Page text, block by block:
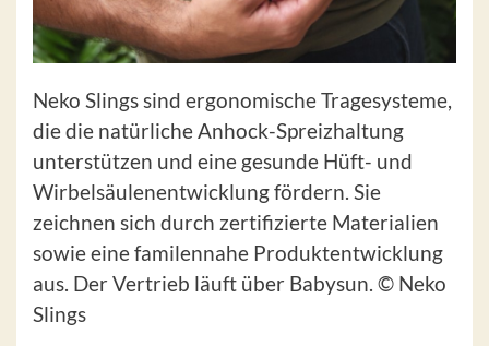
Neko Slings sind ergonomische Tragesysteme,
die die natürliche Anhock-Spreizhaltung
unterstützen und eine gesunde Hüft- und
Wirbelsäulenentwicklung fördern. Sie
zeichnen sich durch zertifizierte Materialien
sowie eine familennahe Produktentwicklung
aus. Der Vertrieb läuft über Babysun. © Neko
Slings